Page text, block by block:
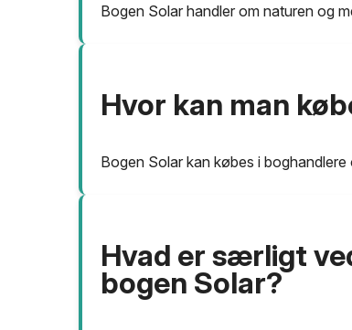
Bogen Solar handler om naturen og
Hvor kan man
Bogen Solar kan købes i
Hvad er særligt
bogen Solar?